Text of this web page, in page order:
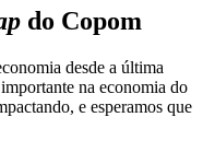
do Copom
desde a última
na economia do
e esperamos que